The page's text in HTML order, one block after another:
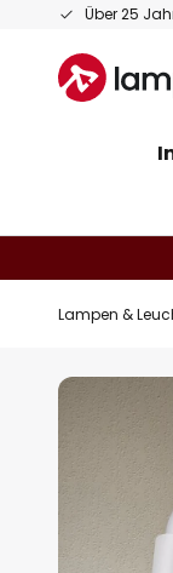
Über 25
Zum
springen
Lampen &
Zum
Bildgalerie
springen